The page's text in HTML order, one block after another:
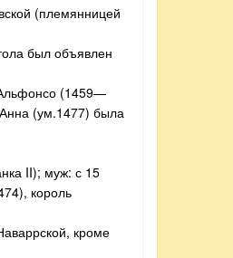
(племянницей
был объявлен
(1459—
(ум.1477) была
II); муж: с 15
король
кроме